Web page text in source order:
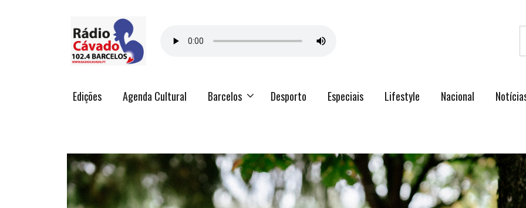
Edições Agenda Cultural Barcelos Desporto Especiais Lifestyle Nacional